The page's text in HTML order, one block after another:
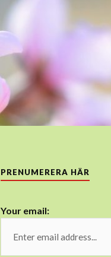
PRENUMERERA HÄR
Your email: